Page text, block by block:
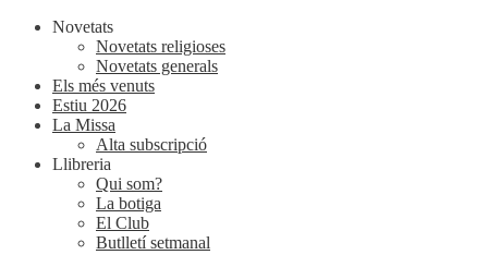
Novetats
Novetats religioses
Novetats generals
Els més venuts
Estiu 2026
La Missa
Alta subscripció
Llibreria
Qui som?
La botiga
El Club
Butlletí setmanal